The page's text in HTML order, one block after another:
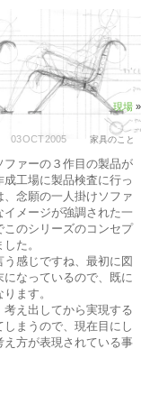
現場 »
03OCT2005 家具のこと
ァーの３作目の製品が
工場に製品検査に行っ
念願の一人掛けソファ
メージが強調された一
このシリーズのコンセプ
た。
感じですね、最初に図
なっているので、既に
ます。
え出してから実現する
まうので、現在目にし
方が表現されている事